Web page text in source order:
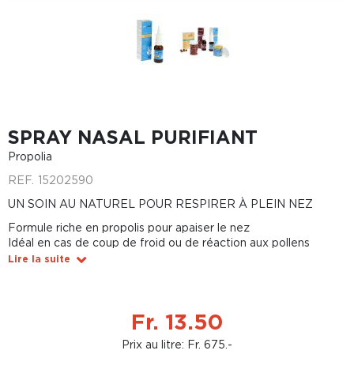
SPRAY NASAL PURIFIANT
Propolia
REF. 15202590
UN SOIN AU NATUREL POUR RESPIRER À PLEIN NEZ
Formule riche en propolis pour apaiser le nez
Idéal en cas de coup de froid ou de réaction aux pollens
Lire la suite
Fr. 13.50
Prix au litre: Fr. 675.-